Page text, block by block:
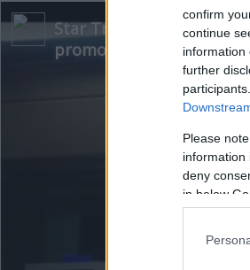
confirm
continue
information
further
Please
information
deny
in below